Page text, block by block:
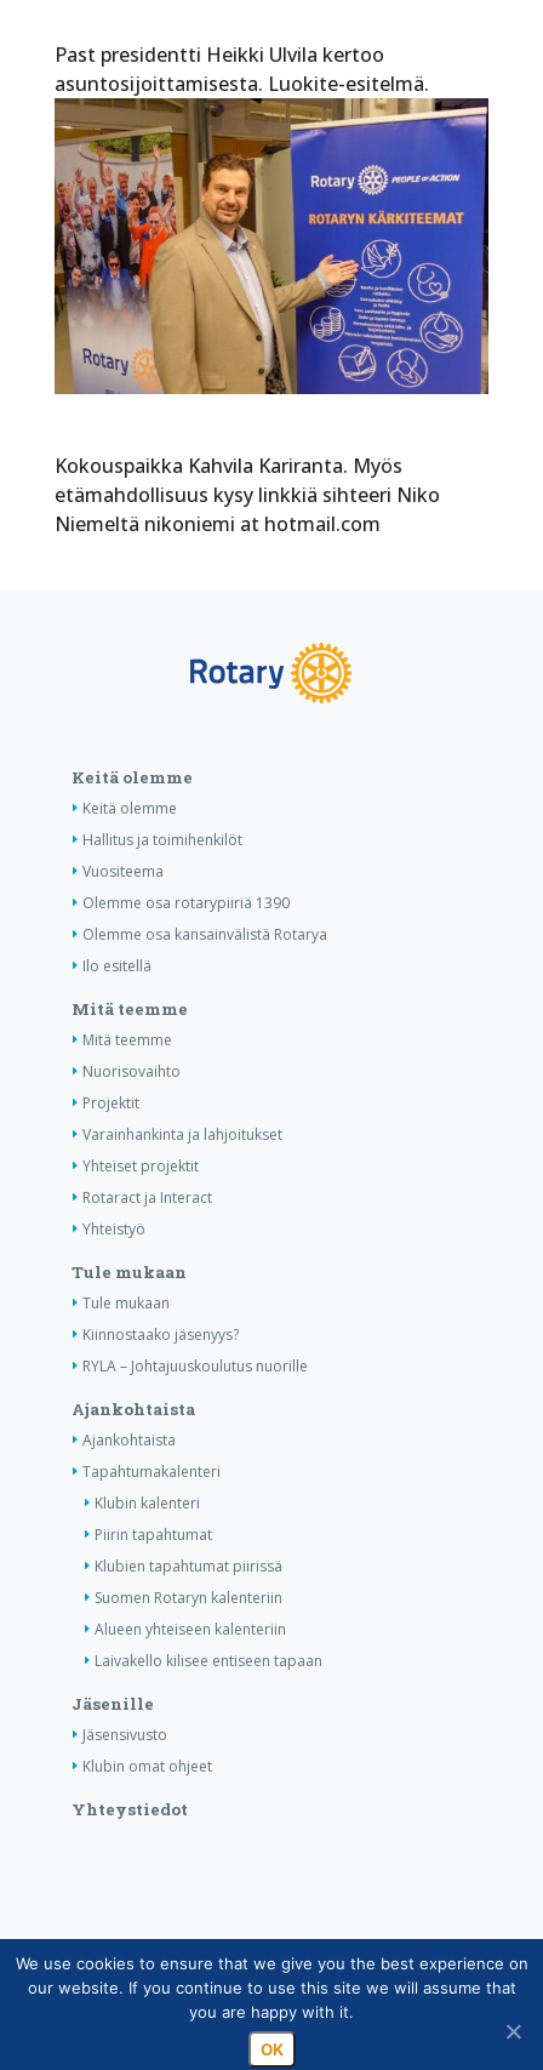
Past presidentti Heikki Ulvila kertoo
asuntosijoittamisesta. Luokite-esitelmä.
Kokouspaikka Kahvila Kariranta. Myös
etämahdollisuus kysy linkkiä sihteeri Niko
Niemeltä nikoniemi at hotmail.com
Keitä olemme
Keitä olemme
Hallitus ja toimihenkilöt
Vuositeema
Olemme osa rotarypiiriä 1390
Olemme osa kansainvälistä Rotarya
Ilo esitellä
Mitä teemme
Mitä teemme
Nuorisovaihto
Projektit
Varainhankinta ja lahjoitukset
Yhteiset projektit
Rotaract ja Interact
Yhteistyö
Tule mukaan
Tule mukaan
Kiinnostaako jäsenyys?
RYLA – Johtajuuskoulutus nuorille
Ajankohtaista
Ajankohtaista
Tapahtumakalenteri
Klubin kalenteri
Piirin tapahtumat
Klubien tapahtumat piirissä
Suomen Rotaryn kalenteriin
Alueen yhteiseen kalenteriin
Laivakello kilisee entiseen tapaan
Jäsenille
Jäsensivusto
Klubin omat ohjeet
Yhteystiedot
Copyright © Suomen Rotarypalvelu ry 2026 |
Jäsentietojärjestelmän tietosuojaseloste|Henkilötietojen
käsittely Rotarytoiminnassa
We use cookies to ensure that we give you the best experience on
our website. If you continue to use this site we will assume that
you are happy with it.
OK